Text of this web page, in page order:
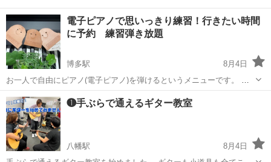
電子ピアノで思いっきり練習！行きたい時間
に予約 練習弾き放題
博多駅
8月4日
お一人で自由にピアノ(電子ピアノ)を弾けるというメニューです。 入
会金0円 お子様から大人の方まで全ての方々歓迎 年中無休でやってま
す！ 電子ピアノ(グランドピアノ音)を時間内ご自由に弾けるプランで
す。 ●一般的なピアノ...
福岡 福岡市 博多駅 ピアノ
❶手ぶらで通えるギター教室
八幡駅
8月4日